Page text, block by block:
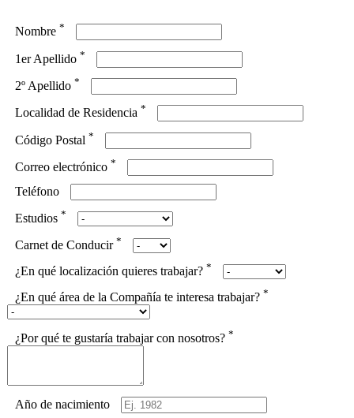
Nombre *
1er Apellido *
2º Apellido *
Localidad de Residencia *
Código Postal *
Correo electrónico *
Teléfono
Estudios *
Carnet de Conducir *
¿En qué localización quieres trabajar? *
¿En qué área de la Compañía te interesa trabajar? *
¿Por qué te gustaría trabajar con nosotros? *
Año de nacimiento